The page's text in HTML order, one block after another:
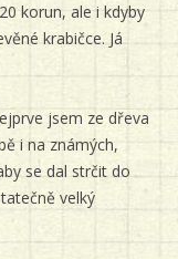
korun, ale i kdyby
krabičce. Já
jsem ze dřeva
i na známých,
se dal strčit do
velký